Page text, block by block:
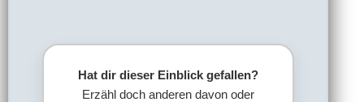
Hat dir dieser Einblick gefallen?
Erzähl doch anderen davon oder